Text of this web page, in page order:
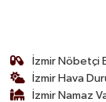
İzmir Nöbetçi
İzmir Hava
İzmir Namaz